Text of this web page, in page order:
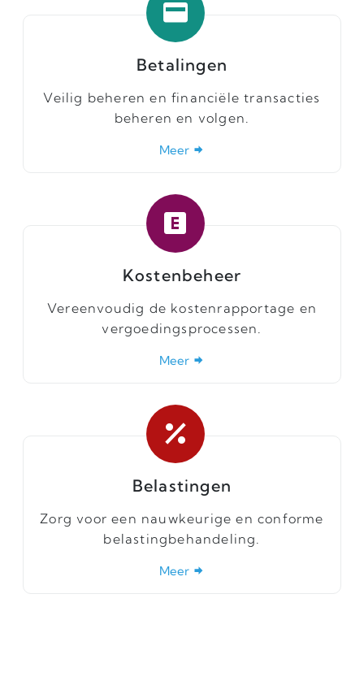
Betalingen
Veilig beheren en financiële transacties
beheren en volgen.
Meer
Kostenbeheer
Vereenvoudig de kostenrapportage en
vergoedingsprocessen.
Meer
Belastingen
Zorg voor een nauwkeurige en conforme
belastingbehandeling.
Meer